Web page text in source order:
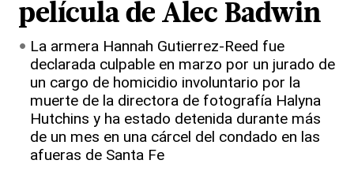
película de Alec Badwin
La armera Hannah Gutierrez-Reed fue
declarada culpable en marzo por un jurado de
un cargo de homicidio involuntario por la
muerte de la directora de fotografía Halyna
Hutchins y ha estado detenida durante más
de un mes en una cárcel del condado en las
afueras de Santa Fe